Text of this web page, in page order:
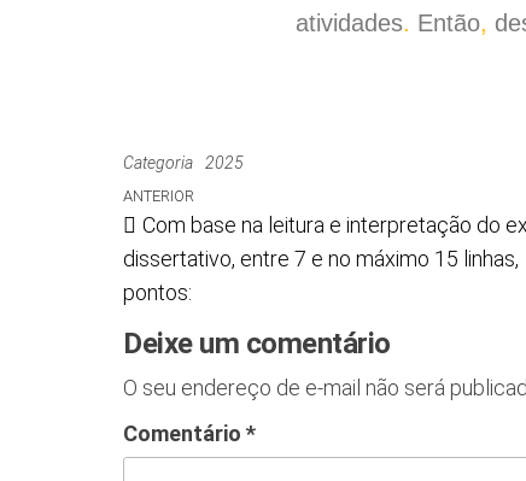
atividades. Então,
Categoria 2025
ANTERIOR
Com base na leitura e interpretação do
dissertativo, entre 7 e no máximo 15
pontos:
Deixe um comentário
O seu endereço de e-mail não será
Comentário *